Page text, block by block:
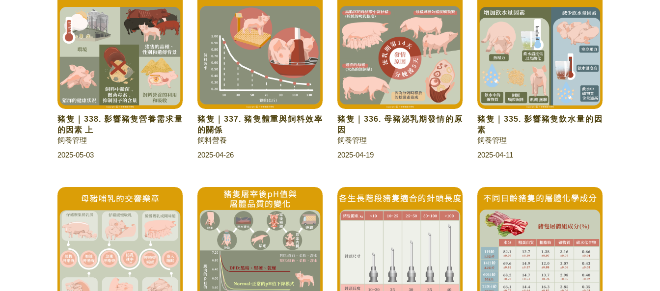
豬隻｜338. 影響豬隻營養需求量
的因素 上
飼養管理
2025-05-03
豬隻｜337. 豬隻體重與飼料效率
的關係
飼料營養
2025-04-26
豬隻｜336. 母豬泌乳期發情的原
因
飼養管理
2025-04-19
豬隻｜335. 影響豬隻飲水量的因
素
飼養管理
2025-04-11